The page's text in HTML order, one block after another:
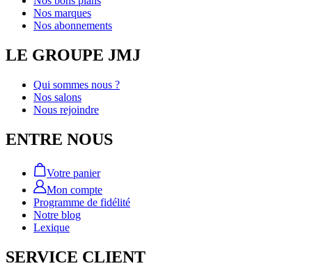
Nos marques
Nos abonnements
LE GROUPE JMJ
Qui sommes nous ?
Nos salons
Nous rejoindre
ENTRE NOUS
Votre panier
Mon compte
Programme de fidélité
Notre blog
Lexique
SERVICE CLIENT